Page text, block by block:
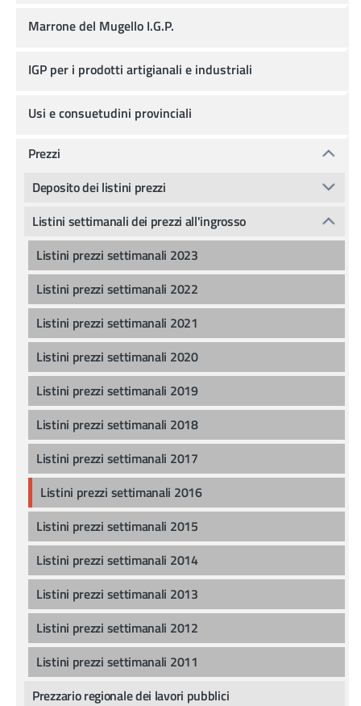
Marrone del Mugello I.G.P.
IGP per i prodotti artigianali e industriali
Usi e consuetudini provinciali
Prezzi
Deposito dei listini prezzi
Listini settimanali dei prezzi all'ingrosso
Listini prezzi settimanali 2023
Listini prezzi settimanali 2022
Listini prezzi settimanali 2021
Listini prezzi settimanali 2020
Listini prezzi settimanali 2019
Listini prezzi settimanali 2018
Listini prezzi settimanali 2017
Listini prezzi settimanali 2016
Listini prezzi settimanali 2015
Listini prezzi settimanali 2014
Listini prezzi settimanali 2013
Listini prezzi settimanali 2012
Listini prezzi settimanali 2011
Prezzario regionale dei lavori pubblici